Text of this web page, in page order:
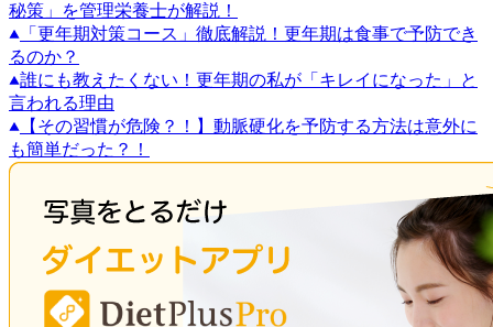
秘策」を管理栄養士が解説！
「更年期対策コース」徹底解説！更年期は食事で予防でき
るのか？
誰にも教えたくない！更年期の私が「キレイになった」と
言われる理由
【その習慣が危険？！】動脈硬化を予防する方法は意外に
も簡単だった？！